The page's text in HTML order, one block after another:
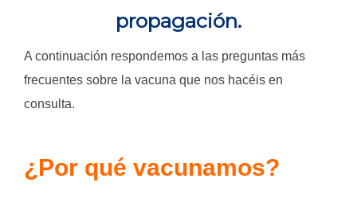
propagación.
A continuación respondemos a las preguntas más
frecuentes sobre la vacuna que nos hacéis en
consulta.
¿Por qué vacunamos?